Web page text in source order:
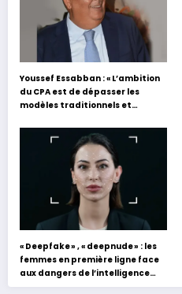
Youssef Essabban : « L’ambition
du CPA est de dépasser les
modèles traditionnels et
s’appuyant sur le partage des
expériences »
« Deepfake » , « deepnude » : les
femmes en première ligne face
aux dangers de l’intelligence
artificielle